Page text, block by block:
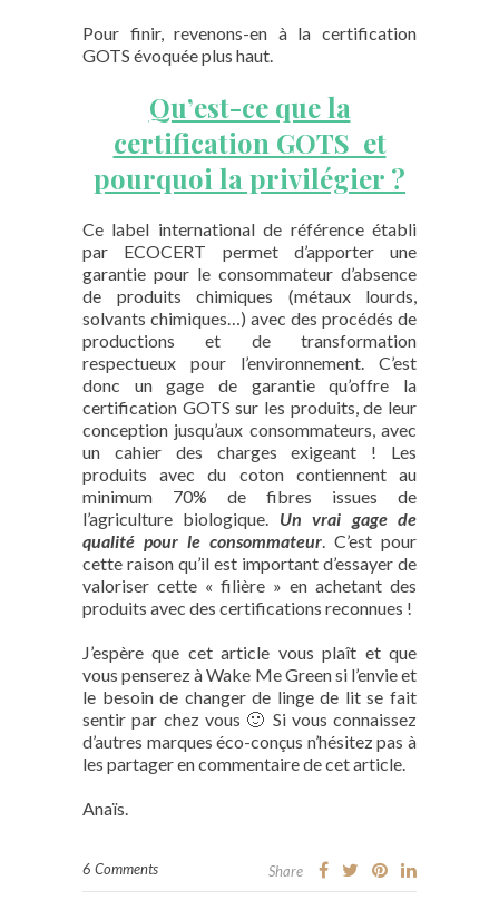
Pour finir, revenons-en à la certification
GOTS évoquée plus haut.
Qu’est-ce que la
certification GOTS et
pourquoi la privilégier ?
Ce label international de référence établi
par ECOCERT permet d’apporter une
garantie pour le consommateur d’absence
de produits chimiques (métaux lourds,
solvants chimiques…) avec des procédés de
productions et de transformation
respectueux pour l’environnement. C’est
donc un gage de garantie qu’offre la
certification GOTS sur les produits, de leur
conception jusqu’aux consommateurs, avec
un cahier des charges exigeant ! Les
produits avec du coton contiennent au
minimum 70% de fibres issues de
l’agriculture biologique. Un vrai gage de
qualité pour le consommateur . C’est pour
cette raison qu’il est important d’essayer de
valoriser cette « filière » en achetant des
produits avec des certifications reconnues !
J’espère que cet article vous plaît et que
vous penserez à Wake Me Green si l’envie et
le besoin de changer de linge de lit se fait
sentir par chez vous 🙂 Si vous connaissez
d’autres marques éco-conçus n’hésitez pas à
les partager en commentaire de cet article.
Anaïs.
6 Comments Share